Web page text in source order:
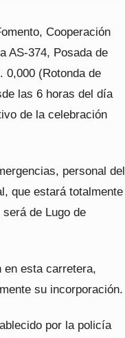
Cooperación
AS-374, Posada de
0,000 (Rotonda de
las 6 horas del día
de la celebración
personal del
que estará totalmente
de Lugo de
en esta carretera,
su incorporación.
por la policía